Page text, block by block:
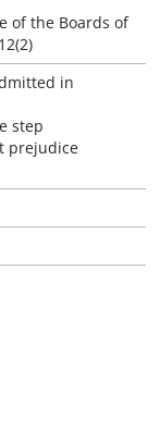
of the Boards of
in
step
prejudice